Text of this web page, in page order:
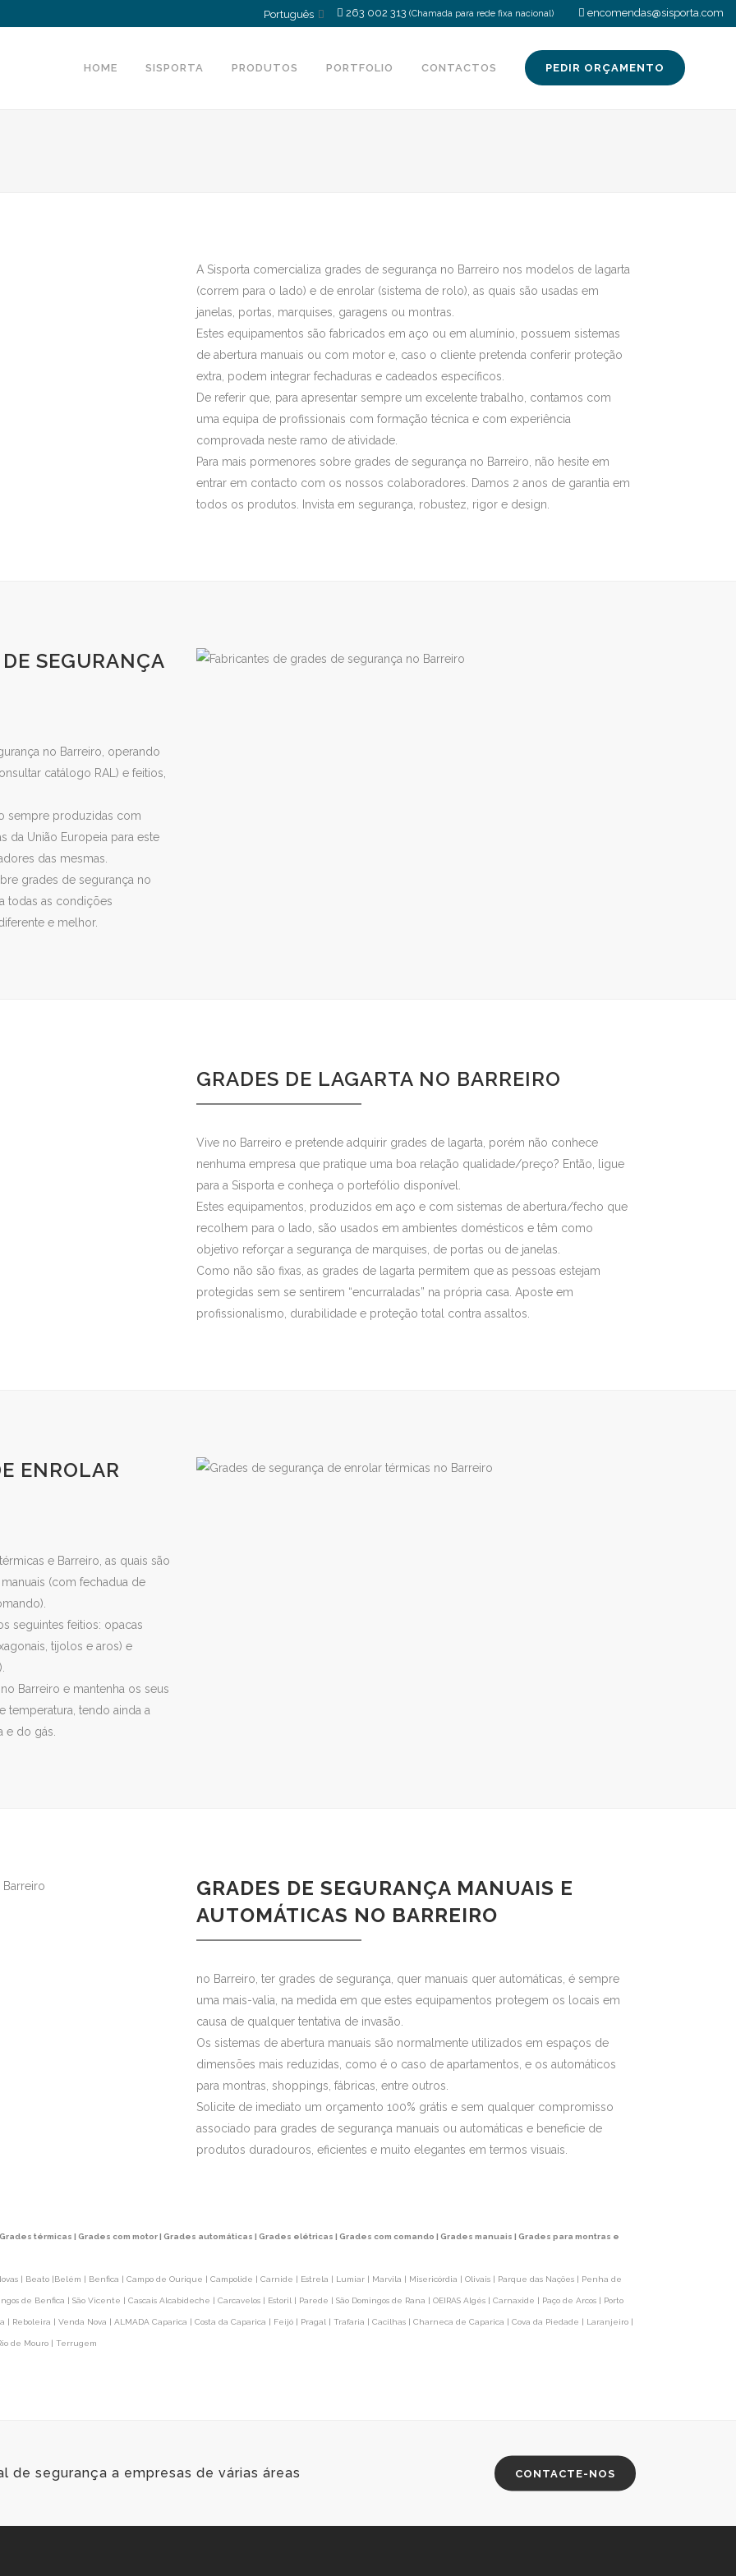
Português 263 002 313 (Chamada para rede fixa nacional) encomendas@sisporta.com
PEDIR ORÇAMENTO
HOME SISPORTA PRODUTOS PORTFOLIO CONTACTOS
A Sisporta comercializa grades de segurança no Barreiro nos modelos de lagarta
(correm para o lado) e de enrolar (sistema de rolo), as quais são usadas em
janelas, portas, marquises, garagens ou montras.
Estes equipamentos são fabricados em aço ou em alumínio, possuem sistemas
de abertura manuais ou com motor e, caso o cliente pretenda conferir proteção
extra, podem integrar fechaduras e cadeados específicos.
De referir que, para apresentar sempre um excelente trabalho, contamos com
uma equipa de profissionais com formação técnica e com experiência
comprovada neste ramo de atividade.
Para mais pormenores sobre grades de segurança no Barreiro, não hesite em
entrar em contacto com os nossos colaboradores. Damos 2 anos de garantia em
todos os produtos. Invista em segurança, robustez, rigor e design.
SEGURANÇA
no Barreiro, operando
catálogo RAL) e feitios,
sempre produzidas com
da União Europeia para este
das mesmas.
grades de segurança no
todas as condições
e melhor.
GRADES DE LAGARTA NO BARREIRO
Vive no Barreiro e pretende adquirir grades de lagarta, porém não conhece
nenhuma empresa que pratique uma boa relação qualidade/preço? Então, ligue
para a Sisporta e conheça o portefólio disponível.
Estes equipamentos, produzidos em aço e com sistemas de abertura/fecho que
recolhem para o lado, são usados em ambientes domésticos e têm como
objetivo reforçar a segurança de marquises, de portas ou de janelas.
Como não são fixas, as grades de lagarta permitem que as pessoas estejam
protegidas sem se sentirem “encurraladas” na própria casa. Aposte em
profissionalismo, durabilidade e proteção total contra assaltos.
ENROLAR
e Barreiro, as quais são
(com fechadua de
seguintes feitios: opacas
tijolos e aros) e
Barreiro e mantenha os seus
temperatura, tendo ainda a
e do gás.
GRADES DE SEGURANÇA MANUAIS E
AUTOMÁTICAS NO BARREIRO
no Barreiro, ter grades de segurança, quer manuais quer automáticas, é sempre
uma mais-valia, na medida em que estes equipamentos protegem os locais em
causa de qualquer tentativa de invasão.
Os sistemas de abertura manuais são normalmente utilizados em espaços de
dimensões mais reduzidas, como é o caso de apartamentos, e os automáticos
para montras, shoppings, fábricas, entre outros.
Solicite de imediato um orçamento 100% grátis e sem qualquer compromisso
associado para grades de segurança manuais ou automáticas e beneficie de
produtos duradouros, eficientes e muito elegantes em termos visuais.
térmicas | Grades com motor | Grades automáticas | Grades elétricas | Grades com comando | Grades manuais | Grades para montras e
| Beato |Belém | Benfica | Campo de Ourique | Campolide | Carnide | Estrela | Lumiar | Marvila | Misericórdia | Olivais | Parque das Nações | Penha de
de Benfica | São Vicente | Cascais Alcabideche | Carcavelos | Estoril | Parede | São Domingos de Rana | OEIRAS Algés | Carnaxide | Paço de Arcos | Porto
| Reboleira | Venda Nova | ALMADA Caparica | Costa da Caparica | Feijó | Pragal | Trafaria | Cacilhas | Charneca de Caparica | Cova da Piedade | Laranjeiro |
de Mouro | Terrugem
segurança a empresas de várias áreas CONTACTE-NOS